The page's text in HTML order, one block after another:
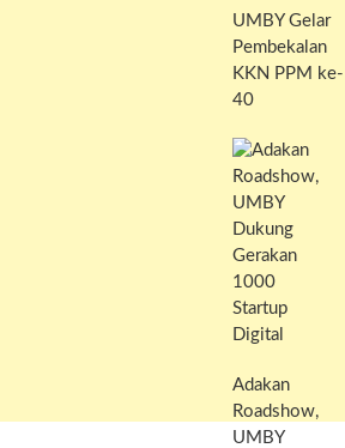
UMBY Gelar
Pembekalan
KKN PPM ke-
40
Adakan
Roadshow,
UMBY